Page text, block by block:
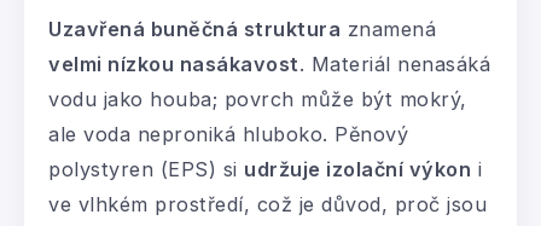
Uzavřená buněčná struktura znamená
velmi nízkou nasákavost. Materiál nenasáká
vodu jako houba; povrch může být mokrý,
ale voda neproniká hluboko. Pěnový
polystyren (EPS) si udržuje izolační výkon i
ve vlhkém prostředí, což je důvod, proč jsou